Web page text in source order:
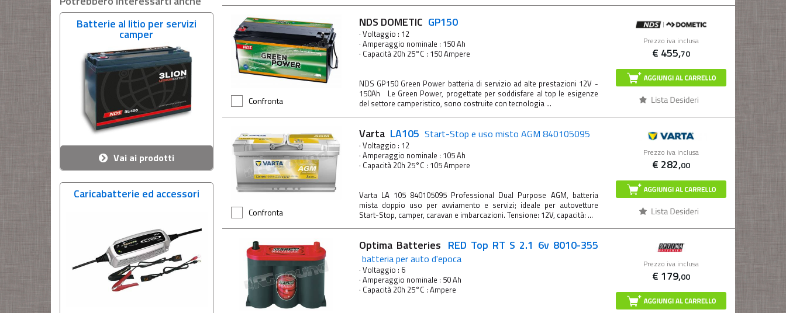
Batterie al litio per servizi
camper
Vai ai prodotti
Caricabatterie ed accessori
Confronta
Prezzo iva inclusa
€ 455,70
NDS DOMETIC GP150
· Voltaggio : 12
· Amperaggio nominale : 150 Ah
· Capacità 20h 25°C : 150 Ampere
NDS GP150 Green Power batteria di servizio ad alte prestazioni 12V -
150Ah Le Green Power, progettate per soddisfare al top le esigenze
del settore camperistico, sono costruite con tecnologia ...
Confronta
Prezzo iva inclusa
€ 282,00
Varta LA105 Start-Stop e uso misto AGM 840105095
· Voltaggio : 12
· Amperaggio nominale : 105 Ah
· Capacità 20h 25°C : 105 Ampere
Varta LA 105 840105095 Professional Dual Purpose AGM, batteria
mista doppio uso per avviamento e servizi; ideale per autovetture
Start-Stop, camper, caravan e imbarcazioni. Tensione: 12V, capacità: ...
Prezzo iva inclusa
€ 179,00
Optima Batteries RED Top RT S 2.1 6v 8010-355
batteria per auto d'epoca
· Voltaggio : 6
· Amperaggio nominale : 50 Ah
· Capacità 20h 25°C : Ampere